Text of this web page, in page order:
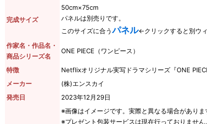
完成サイズ
50cm×75cm
パネルは別売りです。
このサイズに合うパネル←クリックすると別ウ
作家名・作品名・
商品シリーズ名
ONE PIECE（ワンピース）
特徴
Netflixオリジナル実写ドラマシリーズ『ONE
メーカー
(株)エンスカイ
発売日
2023年12月29日
※画像はイメージです。実際と異なる場合がありま
※プレゼント包装サービスは現在行っておりません。